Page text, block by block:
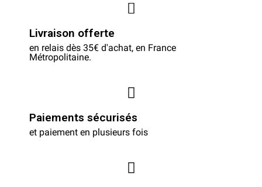
Livraison offerte
en relais dès 35€ d'achat, en France
Métropolitaine.
Paiements sécurisés
et paiement en plusieurs fois